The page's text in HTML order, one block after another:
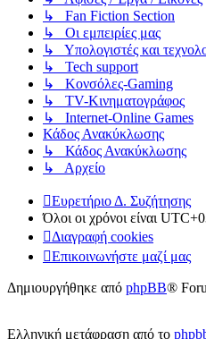
↳ Fan Fiction Section
↳ Οι εμπειρίες μας
↳ Υπολογιστές και
↳ Tech support
↳ Kονσόλες-Gaming
↳ TV-Κινηματογράφος
↳ Internet-Online Games
Κάδος Ανακύκλωσης
↳ Κάδος Ανακύκλωσης
↳ Αρχείο
Ευρετήριο Δ. Συζήτησης
Όλοι οι χρόνοι είναι
Διαγραφή cookies
Επικοινωνήστε μαζί μας
Δημιουργήθηκε από phpBB®
Ελληνική μετάφραση από το